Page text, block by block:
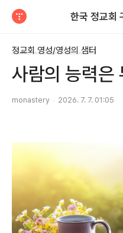
한국 정교회
정교회 영성/영성의 샘터
사람의 능력은
monastery 2026. 7. 7. 01:05